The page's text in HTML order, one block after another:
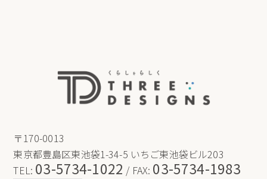
〒170-0013
東京都豊島区東池袋1-34-5 いちご東池袋ビル203
TEL: 03-5734-1022 / FAX: 03-5734-1983